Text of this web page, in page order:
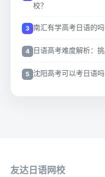
校？
南汇有学高考日语的
日语高考难度解析：
沈阳高考可以考日语吗
友达日语网校